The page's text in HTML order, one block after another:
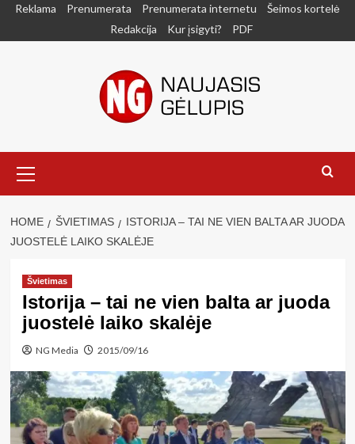
SkipReklama Prenumerata Prenumerata internetu
Šeimos kortelė
Redakcija
Kur įsigyti? PDF
Menu
HOME ŠVIETIMAS
ISTORIJA – TAI NE VIEN BALTA AR JUODA
JUOSTELĖ LAIKO SKALĖJE
Švietimas
Istorija – tai ne vien balta ar juoda
juostelė laiko skalėje
NG Media 2015/09/16